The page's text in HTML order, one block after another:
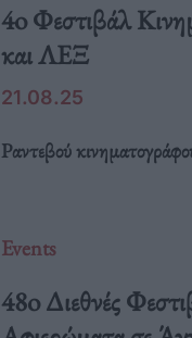
4o Φεστιβάλ
και ΛΕΞ
21.08.25
Ραντεβού
Events
48o Διεθνές